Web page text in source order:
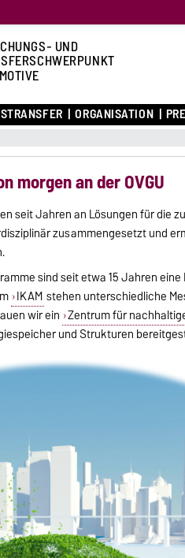
UND
ORGANISATION
morgen an der OVGU
seit Jahren an Lösungen für die
zusammengesetzt und
sind seit etwa 15 Jahren eine
IKAM stehen unterschiedliche
wir ein Zentrum für
und Strukturen